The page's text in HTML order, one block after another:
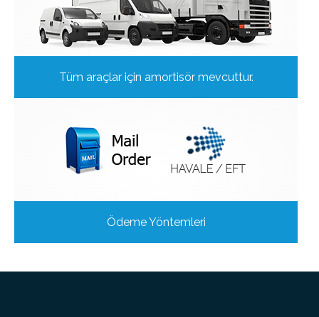
Tüm araçlar için amortisör mevcuttur.
Ödeme Yöntemleri